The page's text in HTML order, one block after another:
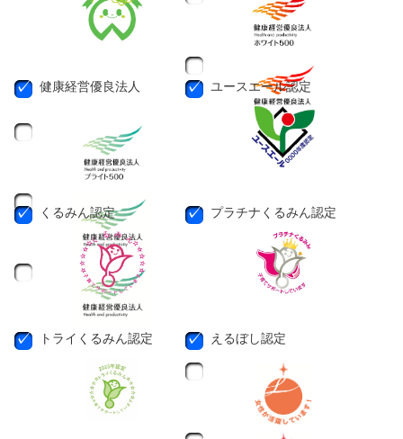
健康経営優良法人 ユースエール認定
くるみん認定 プラチナくるみん認定
トライくるみん認定 えるぼし認定